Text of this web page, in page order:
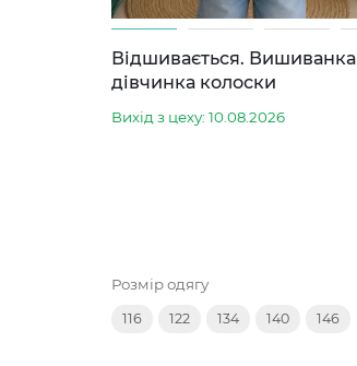
Відшивається. Вишиванка
дівчинка колоски
Вихід з цеху: 10.08.2026
Розмір одягу
116 122 134 140 146